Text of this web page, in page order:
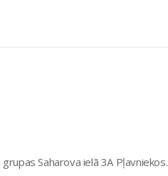
Saharova ielā 3A Pļavniekos.